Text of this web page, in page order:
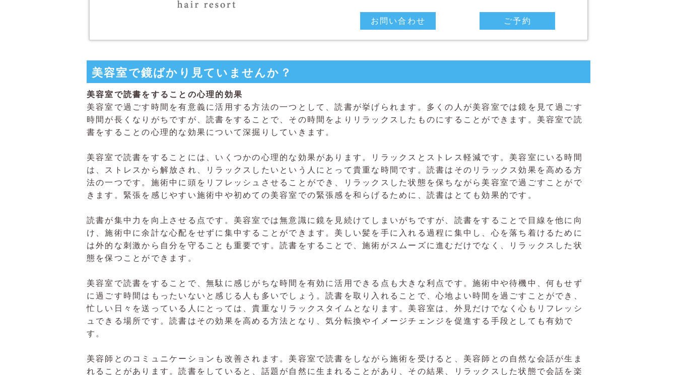
お問い合わせ ご予約
美容室で鏡ばかり見ていませんか？
美容室で読書をすることの心理的効果
美容室で過ごす時間を有意義に活用する方法の一つとして、読書が挙げられます。多くの人が美容室では鏡を見て過ごす
時間が長くなりがちですが、読書をすることで、その時間をよりリラックスしたものにすることができます。美容室で読
書をすることの心理的な効果について深掘りしていきます。
美容室で読書をすることには、いくつかの心理的な効果があります。リラックスとストレス軽減です。美容室にいる時間
は、ストレスから解放され、リラックスしたいという人にとって貴重な時間です。読書はそのリラックス効果を高める方
法の一つです。施術中に頭をリフレッシュさせることができ、リラックスした状態を保ちながら美容室で過ごすことがで
きます。緊張を感じやすい施術中や初めての美容室での緊張感を和らげるために、読書はとても効果的です。
読書が集中力を向上させる点です。美容室では無意識に鏡を見続けてしまいがちですが、読書をすることで目線を他に向
け、施術中に余計な心配をせずに集中することができます。美しい髪を手に入れる過程に集中し、心を落ち着けるために
は外的な刺激から自分を守ることも重要です。読書をすることで、施術がスムーズに進むだけでなく、リラックスした状
態を保つことができます。
美容室で読書をすることで、無駄に感じがちな時間を有効に活用できる点も大きな利点です。施術中や待機中、何もせず
に過ごす時間はもったいないと感じる人も多いでしょう。読書を取り入れることで、心地よい時間を過ごすことができ、
忙しい日々を送っている人にとっては、貴重なリラックスタイムとなります。美容室は、外見だけでなく心もリフレッシ
ュできる場所です。読書はその効果を高める方法となり、気分転換やイメージチェンジを促進する手段としても有効で
す。
美容師とのコミュニケーションも改善されます。美容室で読書をしながら施術を受けると、美容師との自然な会話が生ま
れることがあります。読書をしていると、話題が自然に生まれることがあり、その結果、リラックスした状態で会話を楽